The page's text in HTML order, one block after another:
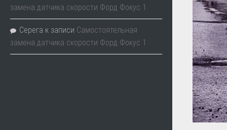
замена датчика скорости Форд Фокус 1
Серега к записи Самостоятельная
замена датчика скорости Форд Фокус 1